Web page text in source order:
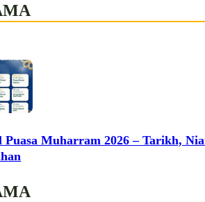
Puasa Muharram 2026 – Tarikh,